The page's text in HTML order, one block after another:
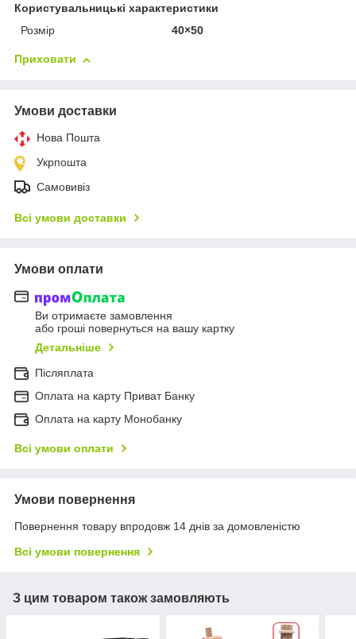
Користувальницькі характеристики
Розмір
40×50
Приховати
Умови доставки
Нова Пошта
Укрпошта
Самовивіз
Всі умови доставки
Умови оплати
Ви отримаєте замовлення
або гроші повернуться на вашу картку
Детальніше
Післяплата
Оплата на карту Приват Банку
Оплата на карту Монобанку
Всі умови оплати
Умови повернення
Повернення товару впродовж 14 днів за домовленістю
Всі умови повернення
З цим товаром також замовляють